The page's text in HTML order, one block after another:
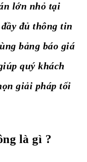
lớn nhỏ tại
đủ thông tin
bảng báo giá
quý khách
giải pháp tối
là gì ?